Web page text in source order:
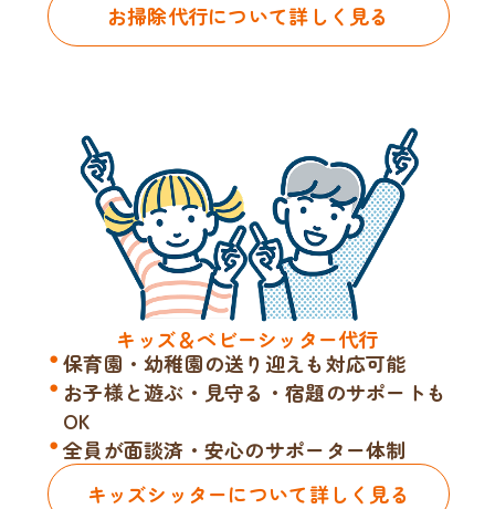
お掃除代行について詳しく見る
キッズ＆ベビーシッター代行
保育園・幼稚園の送り迎えも対応可能
お子様と遊ぶ・見守る・宿題のサポートも
OK
全員が面談済・安心のサポーター体制
キッズシッターについて詳しく見る